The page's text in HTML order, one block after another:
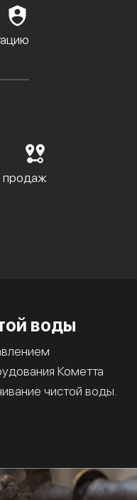
продаж
воды
Кометта
чистой воды.